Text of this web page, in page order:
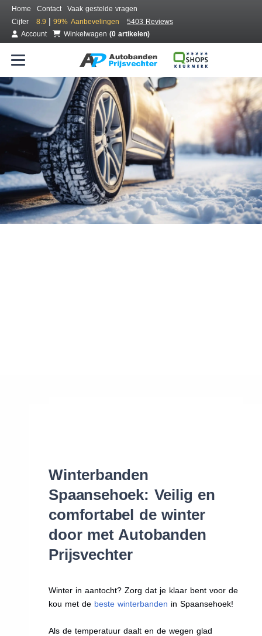
Home Contact
Vaak gestelde vragen
Cijfer
8.9 | 99% Aanbevelingen
5403 Reviews
Account
Winkelwagen (0 artikelen)
Bestel voordelig winterbanden
Gratis bezorgd of montage bij jou in de buurt
Seizoen:
Merken:
Winterbanden
Spaansehoek: Veilig en
comfortabel de winter
door met Autobanden
Prijsvechter
Winter in aantocht? Zorg dat je klaar bent voor de
kou met de beste winterbanden in Spaansehoek!
Als de temperatuur daalt en de wegen glad